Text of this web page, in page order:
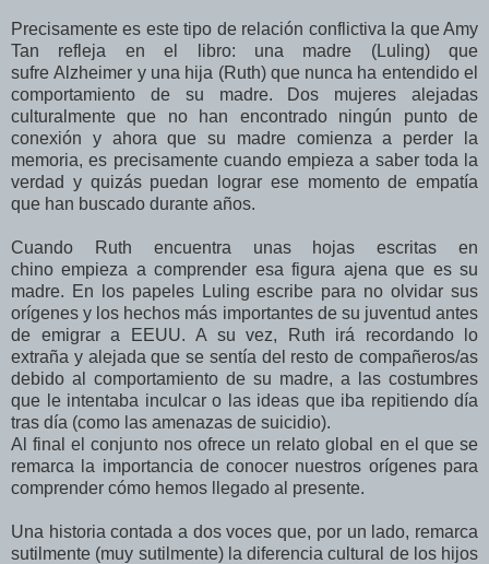
Precisamente es este tipo de relación conflictiva la que Amy
Tan refleja en el libro: una madre (Luling) que
sufre Alzheimer y una hija (Ruth) que nunca ha entendido el
comportamiento de su madre. Dos mujeres alejadas
culturalmente que no han encontrado ningún punto de
conexión y ahora que su madre comienza a perder la
memoria, es precisamente cuando empieza a saber toda la
verdad y quizás puedan lograr ese momento de empatía
que han buscado durante años.
Cuando Ruth encuentra unas hojas escritas en
chinoempieza a comprender esa figura ajena que es su
madre. En los papeles Luling escribe para no olvidar sus
orígenes y los hechos más importantes de su juventud antes
de emigrar a EEUU. A su vez, Ruth irá recordando lo
extraña y alejada que se sentía del resto de compañeros/as
debido al comportamiento de su madre, a las costumbres
que le intentaba inculcar o las ideas que iba repitiendo día
tras día (como las amenazas de suicidio).
Al final el conjunto nos ofrece un relato global en el que se
remarca la importancia de conocer nuestros orígenes para
comprender cómo hemos llegado al presente.
Una historia contada a dos voces que, por un lado, remarca
sutilmente (muy sutilmente) la diferencia cultural de los hijos